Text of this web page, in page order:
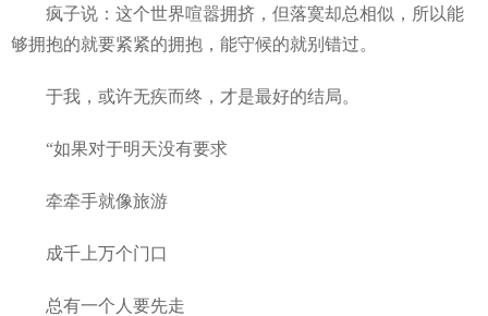
疯子说：这个世界喧嚣拥挤，但落寞却总相似，所以能
够拥抱的就要紧紧的拥抱，能守候的就别错过。
于我，或许无疾而终，才是最好的结局。
“如果对于明天没有要求
牵牵手就像旅游
成千上万个门口
总有一个人要先走